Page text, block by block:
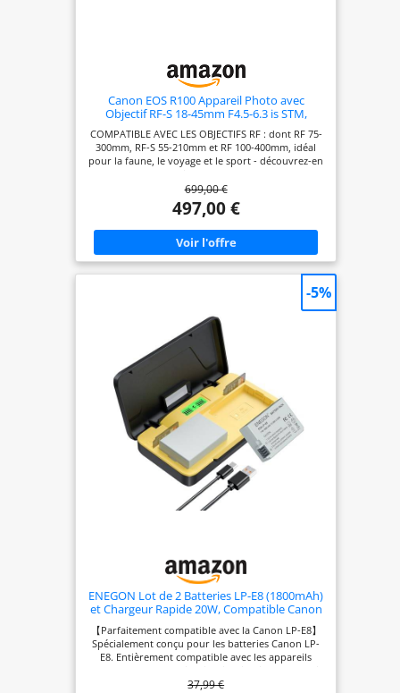
Canon EOS R100 Appareil Photo avec
Objectif RF-S 18-45mm F4.5-6.3 is STM,
Appareil Photo Hybride APS-C, Autofocus
CMOS Dual Pixel, Vidéo 4K, Prise de Vue en
Continu Jusqu’à 6,5 IPS, Wi-FI & Bluetooth
COMPATIBLE AVEC LES OBJECTIFS RF : dont RF 75-
300mm, RF-S 55-210mm et RF 100-400mm, idéal
pour la faune, le voyage et le sport - découvrez-en
CHAQUE INSTANT : la mise au point automatique
intelligente Dual Pixel, la prise de vue en continu
jusqu'à 6,5 ips(1) et la vidéo 4K(2) vous permettent
d'immortaliser facilement des instants parfaits. De
plus, cet appareil photo numérique est doté de la
fonction de détection du visage et de suivi des
yeux et le stabilisateur d'image numérique(3)
facilement des effets pour obtenir des résultats
époustouflants avec les filtres créatifs et la
fonction de création assistée. Vous pourrez ainsi
tester divers modes et effets de prise de vue, et
régler l'éclairage, le flou d'arrière-plan et plus
encore pour des photos personnalisées. UNE
CONNECTIVITÉ FLUIDE : utilisez Camera Connect
pour relier votre appareil photo hybride Canon
EOS R100 à votre smartphone pour des prises de
vue à distance et le transfert de fichiers via le
Bluetooth et le Wi-Fi pour partager vos contenus
facilement avec vos proches. COMPACT ET FACILE
À UTILISER : l'EOS R100 combine une interface
conviviale, des commandes tactiles et un viseur
électronique (EVF) haute résolution dans un
boîtier compact pour des prises de vue
EF.
699,00 €
497,00 €
ENEGON Lot de 2 Batteries LP-E8 (1800mAh)
et Chargeur Rapide 20W, Compatible Canon
EOS 550D 600D 650D 700D / Rebel T2i T3i T4i
T5i / Kiss X4 X5 X6 X6i X7i.
【Parfaitement compatible avec la Canon LP-E8】
Spécialement conçu pour les batteries Canon LP-
E8. Entièrement compatible avec les appareils
X7i / EOS 550D, 600D, 650D, 700D. Sa conception
37,99 €
-5%